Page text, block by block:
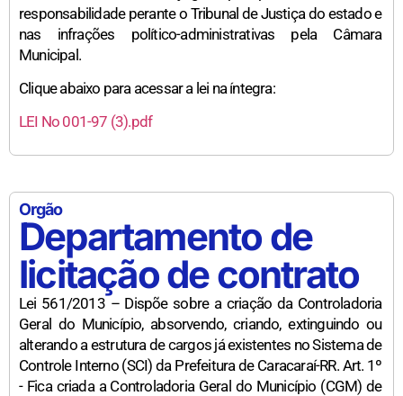
responsabilidade perante o Tribunal de Justiça do estado e
nas infrações político-administrativas pela Câmara
Municipal.
Clique abaixo para acessar a lei na íntegra:
LEI No 001-97 (3).pdf
Orgão
Departamento de
licitação de contrato
Lei 561/2013 – Dispõe sobre a criação da Controladoria
Geral do Município, absorvendo, criando, extinguindo ou
alterando a estrutura de cargos já existentes no Sistema de
Controle Interno (SCI) da Prefeitura de Caracaraí-RR. Art. 1º
- Fica criada a Controladoria Geral do Município (CGM) de